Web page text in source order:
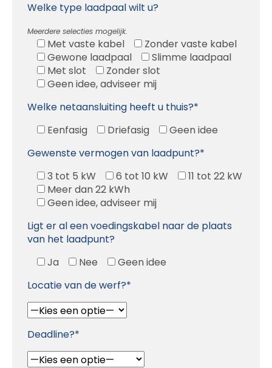
Welke type laadpaal wilt u?
Meerdere selecties mogelijk.
Met vaste kabel
Zonder vaste kabel
Gewone laadpaal
Slimme laadpaal
Met slot
Zonder slot
Geen idee, adviseer mij
Welke netaansluiting heeft u thuis?*
Eenfasig
Driefasig
Geen idee
Gewenste vermogen van laadpunt?*
3 tot 5 kW
6 tot 10 kW
11 tot 22 kW
Meer dan 22 kWh
Geen idee, adviseer mij
Ligt er al een voedingskabel naar de plaats
van het laadpunt?
Ja
Nee
Geen idee
Locatie van de werf?*
Deadline?*